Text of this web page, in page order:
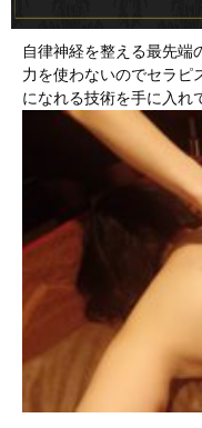
自律神経を整える最先端
力を使わないのでセラピ
になれる技術を手に入れ